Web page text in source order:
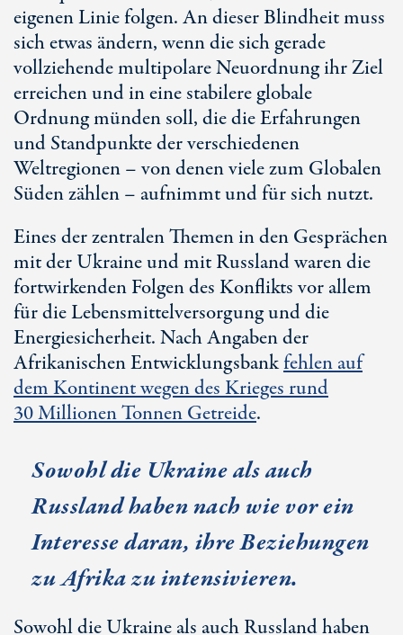
eigenen Linie folgen. An dieser Blindheit muss
sich etwas ändern, wenn die sich gerade
vollziehende multipolare Neuordnung ihr Ziel
erreichen und in eine stabilere globale
Ordnung münden soll, die die Erfahrungen
und Standpunkte der verschiedenen
Weltregionen – von denen viele zum Globalen
Süden zählen – aufnimmt und für sich nutzt.
Eines der zentralen Themen in den Gesprächen
mit der Ukraine und mit Russland waren die
fortwirkenden Folgen des Konflikts vor allem
für die Lebensmittelversorgung und die
Energiesicherheit. Nach Angaben der
Afrikanischen Entwicklungsbankfehlen auf
dem Kontinent wegen des Krieges rund
30 MillionenTonnen Getreide.
Sowohl die Ukraine als auch
Russland haben nach wie vor ein
Interesse daran, ihre Beziehungen
zu Afrika zu intensivieren.
Sowohl die Ukraine als auch Russland haben